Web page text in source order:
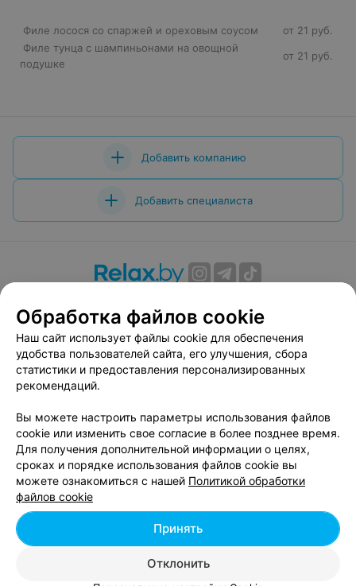
Филе лосося со спаржей и ореховым соусом
от 21 руб.
Филе тунца с шампиньонами на овощной
подушке
от 21 руб.
Добавить компанию
Добавить специалиста
Вакансии
Публичный договор
Способы оплаты
Публичный договор по использованию сервиса
«Афиша»
Пользовательское соглашение
Связаться по вопросам сотрудничества
Написать руководителю relax.by
Персональные настройки cookie
Обработка персональных данных
| 220012, Республика Беларусь, г. Минск,
Обработка файлов cookie
Наш сайт использует файлы cookie для обеспечения
удобства пользователей сайта, его улучшения, сбора
статистики и предоставления персонализированных
рекомендаций.
Вы можете настроить параметры использования файлов
cookie или изменить свое согласие в более позднее время.
Для получения дополнительной информации о целях,
сроках и порядке использования файлов cookie вы
можете ознакомиться с нашей Политикой обработки
файлов cookie
Отклонить
Принять